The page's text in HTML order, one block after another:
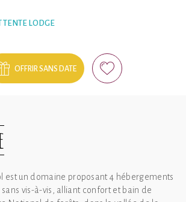
TENTE LODGE
OFFRIR SANS DATE
est un domaine proposant 4 hébergements
vis-à-vis, alliant confort et bain de